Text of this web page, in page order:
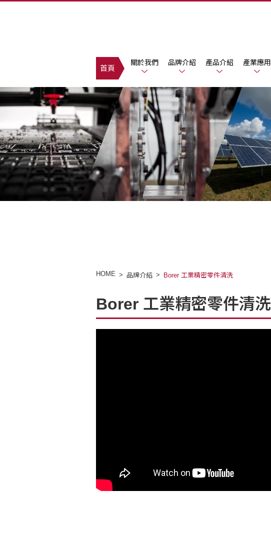
首頁
關於我們 品牌介紹 產品介紹 產業應用
HOME 品牌介紹 Borer 工業精密零件清洗
Borer 工業精密零件清洗